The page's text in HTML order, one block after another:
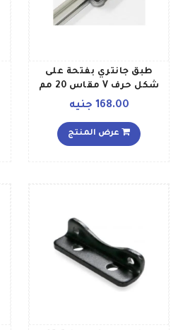
طبق جانتري بفتحة على
شكل حرف V مقاس 20 مم
أسود
168.00 جنيه
عرض المنتج